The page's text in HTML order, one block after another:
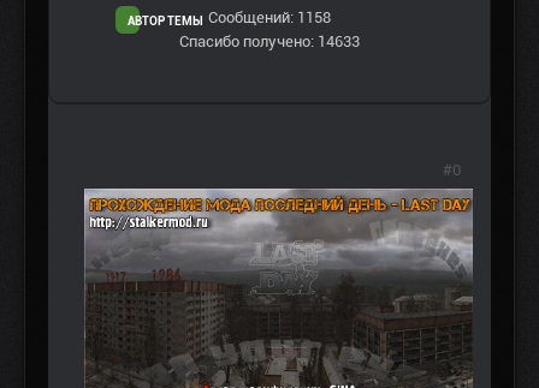
АВТОР ТЕМЫ
Сообщений: 1158
Спасибо получено: 14633
#0